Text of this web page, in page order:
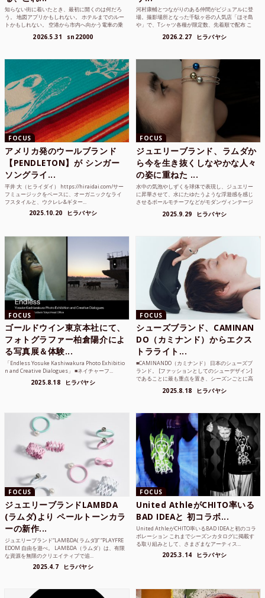
知らない街に着いたとき、最初に開くのは何だろ
う。 地図アプリかもしれない。 ホテルまでのルー
トかもしれない。 空港から市内へ向かう電車の乗
2026.5.31 sn22000
河村康輔とつながりのある仲間がビジュアルに登
場。撮影場所となった千駄ヶ谷の人気店「ほそ島
や」で、Tシャツ各種が限定数、先着順で配布 こ
2026.2.27 ヒラバヤシ
FOCUS
アメリカ発のウールブランド
【PENDLETON】が シンガー
ソングライ...
平井 大（ヒライダイ） https://hiraidai.com/サー
フミュージックをベースに、オーガニックなライ
フスタイルと、ウクレレ&ギター...
2025.10.20 ヒラバヤシ
FOCUS
ジュエリーブランド、ラムダか
ら今を生き抜くしなやかな人々
の姿に重ねた ...
水中の気泡やしずくを球体で表現し、ジュエリー
に昇華させて、水にたゆたうような浮遊感を感じ
させるボールモチーフなどがモダンヴィンテージ
2025.9.29 ヒラバヤシ
FOCUS
ゴールドウイン東京本社にて、
フォトグラファー柏倉陽介によ
る写真展＆体験...
「Endless Yosuke Kashiwakura Photo Exhibitio
n and Creative Dialogues」 ■ネイチャーフ...
2025.8.18 ヒラバヤシ
FOCUS
シューズブランド、CAMINAN
DO（カミナンド）からエクス
トラライト...
■CAMINANDO（カミナンド） 日本のシューズブ
ランド。 [ファッションとしてのシューデザイン]
であることに最も重点を置き、シーズンごとに高
2025.8.18 ヒラバヤシ
FOCUS
ジュエリーブランドLAMBDA
(ラムダ)より ペールトーンカラ
ーの新作...
ジュエリーブランド“LAMBDA( ラムダ))” “PLAYFRE
EDOM 自由を遊べ。 LAMBDA（ラムダ）は、有限
な資源を無限のクリエイティブで追...
2025.4.7 ヒラバヤシ
FOCUS
United AthleがCHITO率いる
BAD IDEAと 初コラボ...
United AthleがCHITO率いるBAD IDEAと初のコラ
ボレーション これまでシーズンカタログに掲載す
る取り組みとして、さまざまなアーティス...
2025.3.14 ヒラバヤシ